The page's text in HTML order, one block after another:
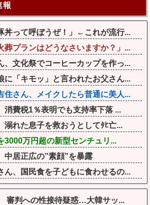
報
丼って呼ぼうぜ！」←これが流行...
葬プランはどうなさいますか？」...
、文化祭でコーヒーカップを作っ...
に「キモッ」と言われたお父さん...
住さん、メイクしたら普通に美人...
消費税1％表明でも支持率下落 ...
溺れた息子を救おうとしてﾀﾋ亡...
3000万円超の新型センチュリ...
中居正広の”素顔”を暴露
ん、国民食を子どもに食わせるの...
審判への性接待疑惑…大韓サッ...